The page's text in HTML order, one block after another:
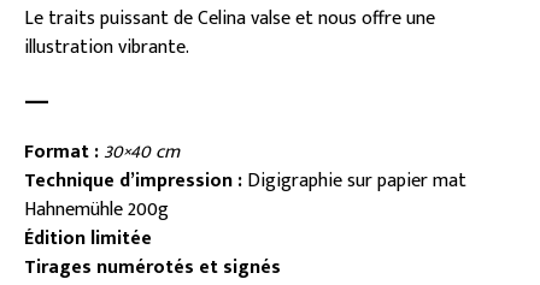
Le traits puissant de Celina valse et nous offre une
illustration vibrante.
—
Format :30×40 cm
Technique d’impression :Digigraphie sur papier mat
Hahnemühle 200g
Édition limitée
Tirages numérotés et signés